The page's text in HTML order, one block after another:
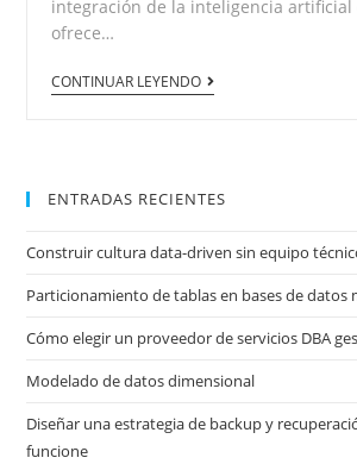
integración de la inteligencia artificial
ofrece…
CONTINUAR LEYENDO
ENTRADAS RECIENTES
Construir cultura data-driven sin equipo
Particionamiento de tablas en bases de datos
Cómo elegir un proveedor de servicios DBA
Modelado de datos dimensional
Diseñar una estrategia de backup y
funcione